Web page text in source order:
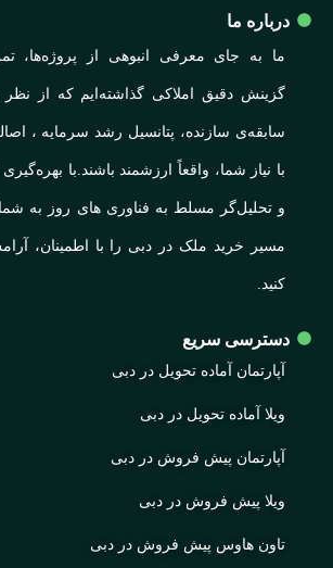
درباره ما
ما به جای معرفی انبوهی از پروژه‌ها،
گزینش دقیق املاکی گذاشته‌ایم که از
سابقه‌ی سازنده، پتانسیل رشد سرمایه ،
با نیاز شما، واقعاً ارزشمند باشند.با
و تحلیل‌گر مسلط به فناوری های روز به
مسیر خرید ملک در دبی را با اطمینان،
کنید.
دسترسی سریع
آپارتمان آماده تحویل در دبی
ویلا آماده تحویل در دبی
آپارتمان پیش فروش در دبی
ویلا پیش فروش در دبی
تاون هاوس پیش فروش در دبی